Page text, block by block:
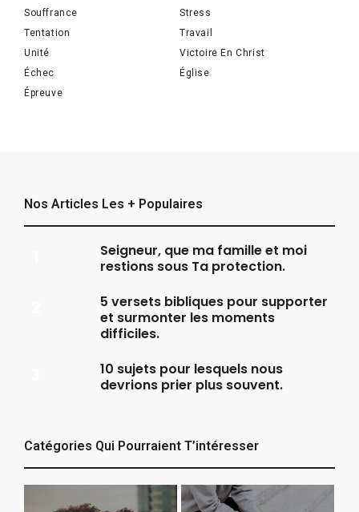
Souffrance
Stress
Tentation
Travail
Unité
Victoire En Christ
Échec
Église
Épreuve
Nos Articles Les + Populaires
Seigneur, que ma famille et moi
restions sous Ta protection.
5 versets bibliques pour supporter
et surmonter les moments
difficiles.
10 sujets pour lesquels nous
devrions prier plus souvent.
Catégories Qui Pourraient T’intéresser